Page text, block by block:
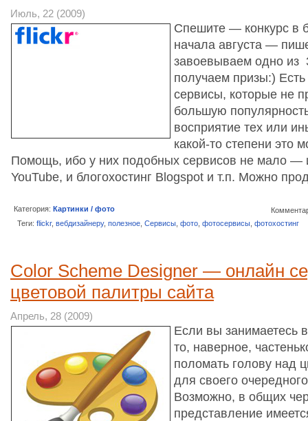
Июль, 22 (2009)
Спешите — конкурс в
начала августа —
завоевываем одно из
получаем призы:)
сервисы, которые не
большую
восприятие тех или
какой-то степени это
Помощь, ибо у них подобных сервисов не мало —
YouTube, и блогохостинг Blogspot и т.п. Можно
Категория: Картинки / фото
Теги: flickr, вебдизайнеру, полезное Сервисы фото фотосервисы фотохостинг
Color Scheme Designer — онлайн
цветовой палитры сайта
Апрель, 28 (2009)
Если вы занимаетесь
то, наверное,
поломать голову над
для своего
Возможно, в общих
представление